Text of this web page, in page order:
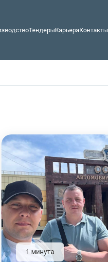
ТендерыКарьераКонтакты
1 минута